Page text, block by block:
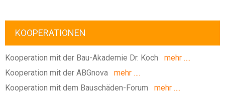
KOOPERATIONEN
Kooperation mit der Bau-Akademie Dr. Koch mehr ….
Kooperation mit der ABGnova mehr ….
Kooperation mit dem Bauschäden-Forum mehr ….